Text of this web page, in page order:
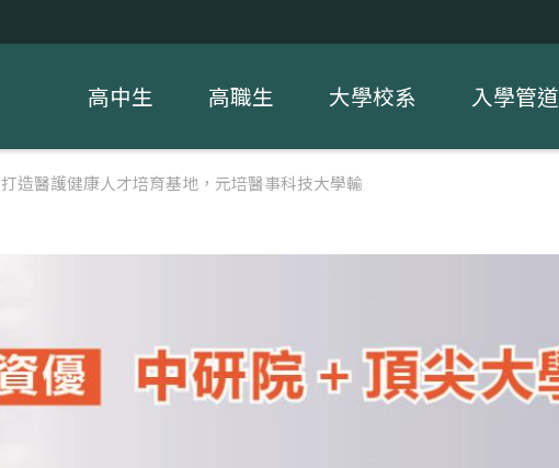
高中生 高職生 大學校系 入學管道
打造醫護健康人才培育基地，元培醫事科技大學輸